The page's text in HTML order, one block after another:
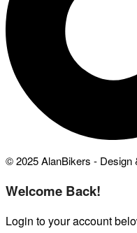
© 2025 AlanBikers - Design
Welcome Back!
Login to your account